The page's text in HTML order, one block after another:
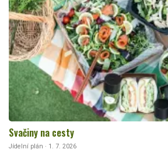
Svačiny na cesty
Jídelní plán · 1. 7. 2026